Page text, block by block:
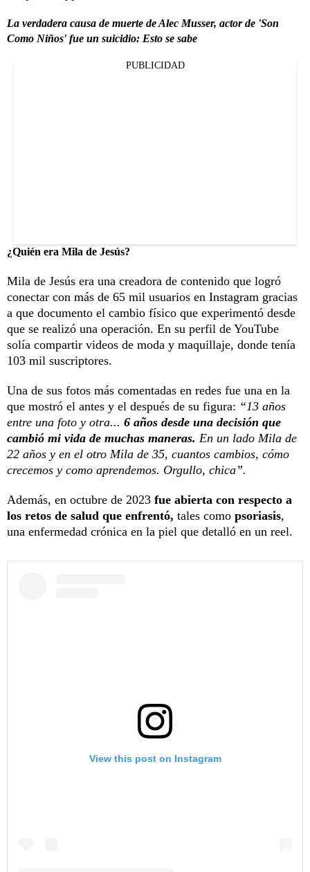
La verdadera causa de muerte de Alec Musser, actor de 'Son
Como Niños' fue un suicidio: Esto se sabe
PUBLICIDAD
¿Quién era Mila de Jesús?
Mila de Jesús era una creadora de contenido que logró
conectar con más de 65 mil usuarios en Instagram gracias
a que documento el cambio físico que experimentó desde
que se realizó una operación. En su perfil de YouTube
solía compartir videos de moda y maquillaje, donde tenía
103 mil suscriptores.
Una de sus fotos más comentadas en redes fue una en la
que mostró el antes y el después de su figura: “13 años
entre una foto y otra... 6 años desde una decisión que
cambió mi vida de muchas maneras. En un lado Mila de
22 años y en el otro Mila de 35, cuantos cambios, cómo
crecemos y como aprendemos. Orgullo, chica”.
Además, en octubre de 2023 fue abierta con respecto a
los retos de salud que enfrentó, tales como psoriasis,
una enfermedad crónica en la piel que detalló en un reel.
View this post on Instagram